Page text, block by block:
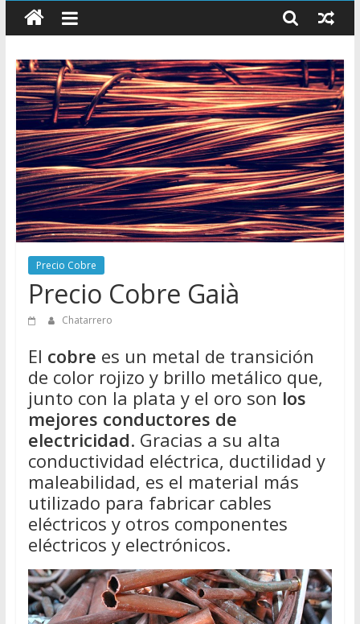
Chatarreros
–
Precio
de
Chatarra
Directorio
de
Chatarreros
para
vender
Chatarra
Precio Cobre
Precio Cobre Gaià
Chatarrero
El cobre es un metal de transición
de color rojizo y brillo metálico que,
junto con la plata y el oro son los
mejores conductores de
electricidad. Gracias a su alta
conductividad eléctrica, ductilidad y
maleabilidad, es el material más
utilizado para fabricar cables
eléctricos y otros componentes
eléctricos y electrónicos.